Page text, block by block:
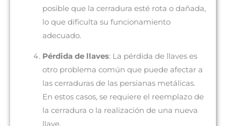
posible que la cerradura esté rota o dañada,
lo que dificulta su funcionamiento
adecuado.
Pérdida de llaves: La pérdida de llaves es
otro problema común que puede afectar a
las cerraduras de las persianas metálicas.
En estos casos, se requiere el reemplazo de
la cerradura o la realización de una nueva
llave.